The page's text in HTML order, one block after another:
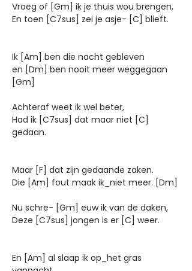
Vroeg of [Gm] ik je thuis wou brengen,
En toen [C7sus] zei je asje- [C] blieft.
Ik [Am] ben die nacht gebleven
en [Dm] ben nooit meer weggegaan
[Gm]
Achteraf weet ik wel beter,
Had ik [C7sus] dat maar niet [C]
gedaan.
Maar [F] dat zijn gedaande zaken.
Die [Am] fout maak ik_niet meer. [Dm]
Nu schre- [Gm] euw ik van de daken,
Deze [C7sus] jongen is er [C] weer.
En [Am] al slaap ik op_het gras